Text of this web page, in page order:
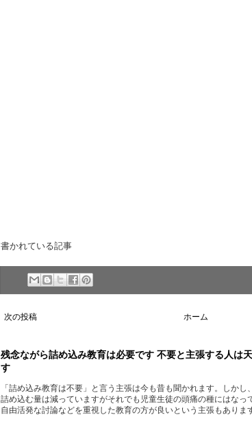
書かれている記事
次の投稿 ホーム
残念ながら詰め込み教育は必要です 不要と主張する人は
す
「詰め込み教育は不要」と言う主張は今も昔も聞かれます。しかし
詰め込む量は減っていますがそれでも児童生徒の頭痛の種にはなっ
自由活発な討論などを重視した教育の方が良いという主張もありま